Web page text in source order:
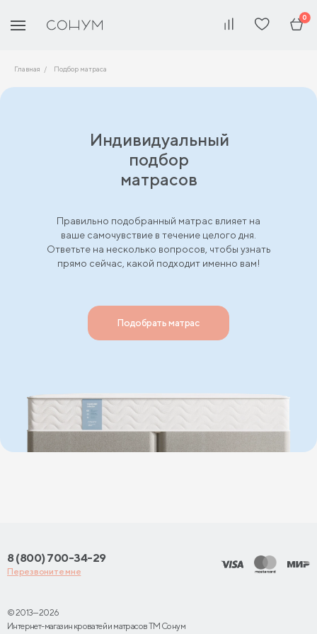
0
Главная Подбор матраса
Индивидуальный
подбор
матрасов
Правильно подобранный матрас влияет на
ваше самочувствие в течение целого дня.
Ответьте на несколько вопросов, чтобы узнать
прямо сейчас, какой подходит именно вам!
Подобрать матрас
© 2013—2026
Интернет-магазин кроватей и матрасов TM Сонум
8 (800) 700-34-29
Перезвоните мне